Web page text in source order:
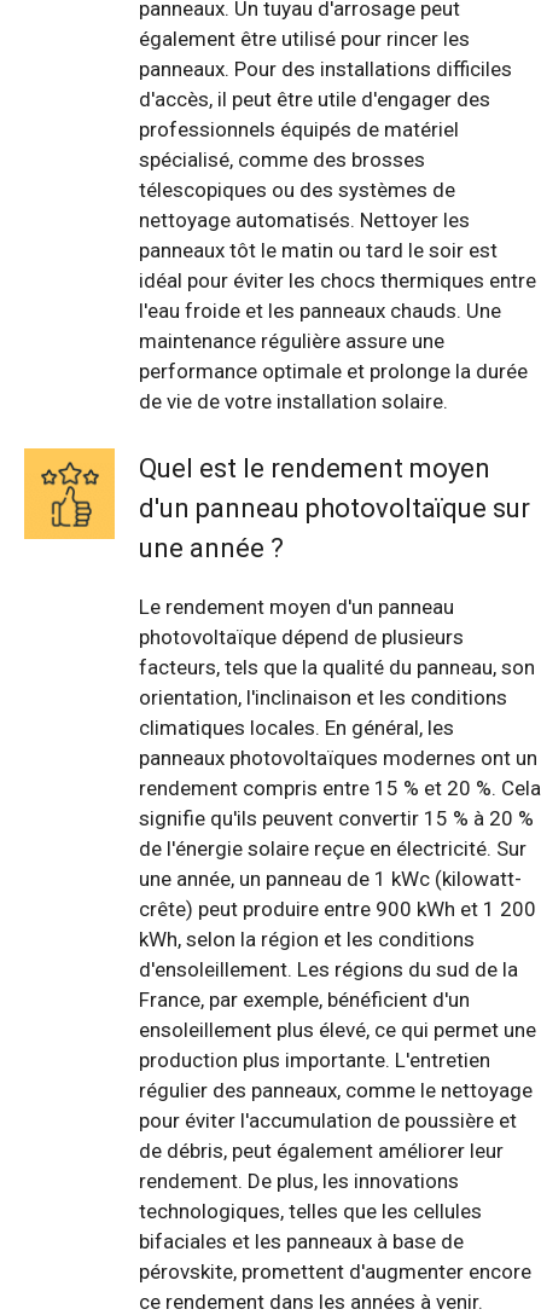
panneaux. Un tuyau d'arrosage peut
également être utilisé pour rincer les
panneaux. Pour des installations difficiles
d'accès, il peut être utile d'engager des
professionnels équipés de matériel
spécialisé, comme des brosses
télescopiques ou des systèmes de
nettoyage automatisés. Nettoyer les
panneaux tôt le matin ou tard le soir est
idéal pour éviter les chocs thermiques entre
l'eau froide et les panneaux chauds. Une
maintenance régulière assure une
performance optimale et prolonge la durée
de vie de votre installation solaire.
Quel est le rendement moyen
d'un panneau photovoltaïque sur
une année ?
Le rendement moyen d'un panneau
photovoltaïque dépend de plusieurs
facteurs, tels que la qualité du panneau, son
orientation, l'inclinaison et les conditions
climatiques locales. En général, les
panneaux photovoltaïques modernes ont un
rendement compris entre 15 % et 20 %. Cela
signifie qu'ils peuvent convertir 15 % à 20 %
de l'énergie solaire reçue en électricité. Sur
une année, un panneau de 1 kWc (kilowatt-
crête) peut produire entre 900 kWh et 1 200
kWh, selon la région et les conditions
d'ensoleillement. Les régions du sud de la
France, par exemple, bénéficient d'un
ensoleillement plus élevé, ce qui permet une
production plus importante. L'entretien
régulier des panneaux, comme le nettoyage
pour éviter l'accumulation de poussière et
de débris, peut également améliorer leur
rendement. De plus, les innovations
technologiques, telles que les cellules
bifaciales et les panneaux à base de
pérovskite, promettent d'augmenter encore
ce rendement dans les années à venir.